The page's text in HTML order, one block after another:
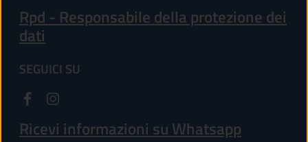
Rpd - Responsabile della protezione dei
dati
SEGUICI SU
Ricevi informazioni su Whatsapp